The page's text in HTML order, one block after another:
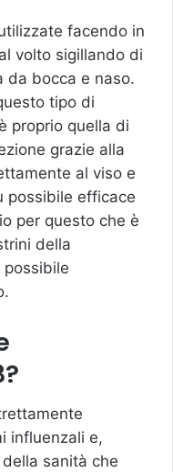
facendo in
volto sigillando di
da bocca e naso.
tipo di
proprio quella di
grazie alla
al viso e
possibile efficace
per questo che è
della
possibile
influenzali e,
sanità che